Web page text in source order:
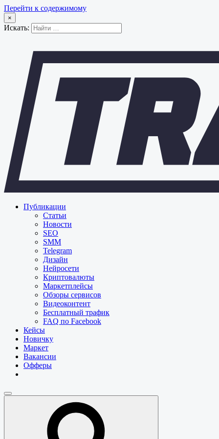
Перейти к содержимому
×
Искать:
Публикации
Статьи
Новости
SEO
SMM
Telegram
Дизайн
Нейросети
Криптовалюты
Маркетплейсы
Обзоры сервисов
Видеоконтент
Бесплатный трафик
FAQ по Facebook
Кейсы
Новичку
Маркет
Вакансии
Офферы